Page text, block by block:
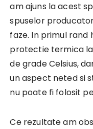
am ajuns la acest
spuselor
faze. In primul rand
protectie termica
de grade Celsius,
un aspect neted si
nu poate fi folosit
Ce rezultate am